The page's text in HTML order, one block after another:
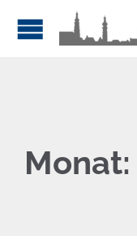
Monat: